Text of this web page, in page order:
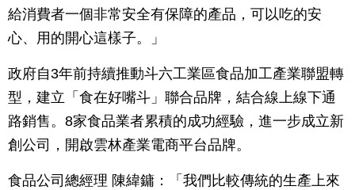
給消費者一個非常安全有保障的產品，可以吃的安
心、用的開心這樣子。」
政府自3年前持續推動斗六工業區食品加工產業聯盟轉
型，建立「食在好嘴斗」聯合品牌，結合線上線下通
路銷售。8家食品業者累積的成功經驗，進一步成立新
創公司，開啟雲林產業電商平台品牌。
食品公司總經理 陳緯鏞：「我們比較傳統的生產上來